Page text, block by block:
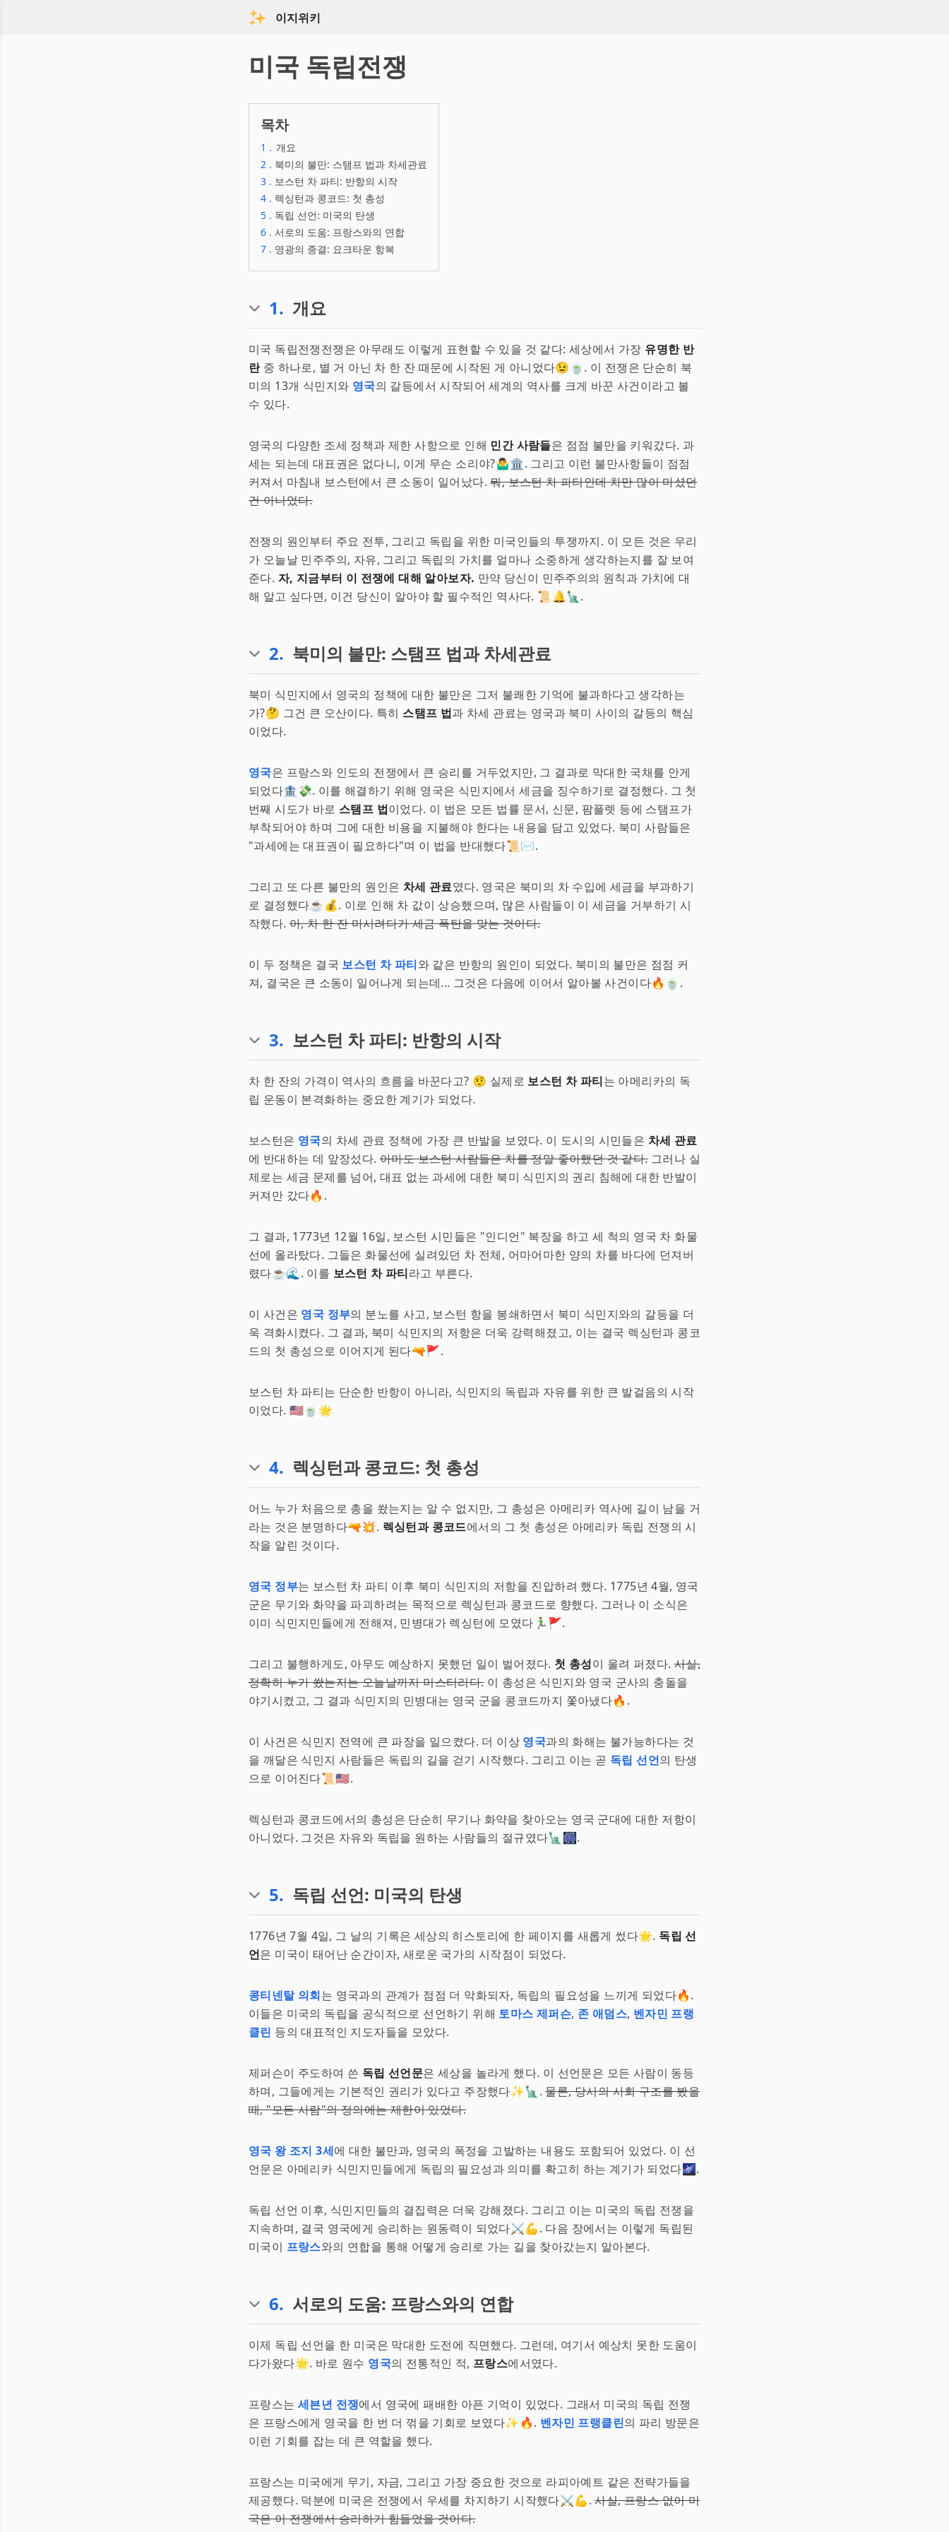
이지위키
미국 독립전쟁
목차
1 . 개요
2 . 북미의 불만: 스탬프 법과 차세관료
3 . 보스턴 차 파티: 반항의 시작
4 . 렉싱턴과 콩코드: 첫 총성
5 . 독립 선언: 미국의 탄생
6 . 서로의 도움: 프랑스와의 연합
7 . 영광의 종결: 요크타운 항복
1. 개요
미국 독립전쟁전쟁은 아무래도 이렇게 표현할 수 있을 것 같다: 세상에서 가장 유명한 반
란중 하나로, 별 거 아닌 차 한 잔 때문에 시작된 게 아니었다😉🍵. 이 전쟁은 단순히 북
미의 13개 식민지와 영국의 갈등에서 시작되어 세계의 역사를 크게 바꾼 사건이라고 볼
수 있다.
영국의 다양한 조세 정책과 제한 사항으로 인해 민간 사람들은 점점 불만을 키워갔다. 과
세는 되는데 대표권은 없다니, 이게 무슨 소리야?🤷‍♂️🏛. 그리고 이런 불만사항들이 점점
커져서 마침내 보스턴에서 큰 소동이 일어났다.뭐, 보스턴 차 파티인데 차만 많이 마셨던
건 아니었다.
전쟁의 원인부터 주요 전투, 그리고 독립을 위한 미국인들의 투쟁까지. 이 모든 것은 우리
가 오늘날 민주주의, 자유, 그리고 독립의 가치를 얼마나 소중하게 생각하는지를 잘 보여
준다. 자, 지금부터 이 전쟁에 대해 알아보자. 만약 당신이 민주주의의 원칙과 가치에 대
해 알고 싶다면, 이건 당신이 알아야 할 필수적인 역사다. 📜🔔🗽.
2. 북미의 불만: 스탬프 법과 차세관료
북미 식민지에서 영국의 정책에 대한 불만은 그저 불쾌한 기억에 불과하다고 생각하는
가?🤔 그건 큰 오산이다. 특히 스탬프 법과 차세 관료는 영국과 북미 사이의 갈등의 핵심
이었다.
영국은 프랑스와 인도의 전쟁에서 큰 승리를 거두었지만, 그 결과로 막대한 국채를 안게
되었다🏦💸. 이를 해결하기 위해 영국은 식민지에서 세금을 징수하기로 결정했다. 그 첫
번째 시도가 바로 스탬프 법이었다. 이 법은 모든 법률 문서, 신문, 팜플렛 등에 스탬프가
부착되어야 하며 그에 대한 비용을 지불해야 한다는 내용을 담고 있었다. 북미 사람들은
"과세에는 대표권이 필요하다"며 이 법을 반대했다📜✉️.
그리고 또 다른 불만의 원인은 차세 관료였다. 영국은 북미의 차 수입에 세금을 부과하기
로 결정했다☕💰. 이로 인해 차 값이 상승했으며, 많은 사람들이 이 세금을 거부하기 시
작했다. 아, 차 한 잔 마시려다가 세금 폭탄을 맞는 것이다.
이 두 정책은 결국 보스턴 차 파티와 같은 반항의 원인이 되었다. 북미의 불만은 점점 커
져, 결국은 큰 소동이 일어나게 되는데... 그것은 다음에 이어서 알아볼 사건이다🔥🍵.
3. 보스턴 차 파티: 반항의 시작
차 한 잔의 가격이 역사의 흐름을 바꾼다고? 🤨 실제로 보스턴 차 파티는 아메리카의 독
립 운동이 본격화하는 중요한 계기가 되었다.
보스턴은 영국의 차세 관료 정책에 가장 큰 반발을 보였다. 이 도시의 시민들은 차세 관료
에 반대하는 데 앞장섰다. 아마도 보스턴 사람들은 차를 정말 좋아했던 것 같다.그러나 실
제로는 세금 문제를 넘어, 대표 없는 과세에 대한 북미 식민지의 권리 침해에 대한 반발이
커져만 갔다🔥.
그 결과, 1773년 12월 16일, 보스턴 시민들은 "인디언" 복장을 하고 세 척의 영국 차 화물
선에 올라탔다. 그들은 화물선에 실려있던 차 전체, 어마어마한 양의 차를 바다에 던져버
렸다☕🌊. 이를 보스턴 차 파티라고 부른다.
이 사건은 영국 정부의 분노를 사고, 보스턴 항을 봉쇄하면서 북미 식민지와의 갈등을 더
욱 격화시켰다. 그 결과, 북미 식민지의 저항은 더욱 강력해졌고, 이는 결국 렉싱턴과 콩코
드의 첫 총성으로 이어지게 된다🔫🚩.
보스턴 차 파티는 단순한 반항이 아니라, 식민지의 독립과 자유를 위한 큰 발걸음의 시작
이었다. 🇺🇸🍵🌟
4. 렉싱턴과 콩코드: 첫 총성
어느 누가 처음으로 총을 쐈는지는 알 수 없지만, 그 총성은 아메리카 역사에 길이 남을 거
라는 것은 분명하다🔫💥. 렉싱턴과 콩코드에서의 그 첫 총성은 아메리카 독립 전쟁의 시
작을 알린 것이다.
영국 정부는 보스턴 차 파티 이후 북미 식민지의 저항을 진압하려 했다. 1775년 4월, 영국
군은 무기와 화약을 파괴하려는 목적으로 렉싱턴과 콩코드로 향했다. 그러나 이 소식은
이미 식민지민들에게 전해져, 민병대가 렉싱턴에 모였다🏃‍♂️🚩.
그리고 불행하게도, 아무도 예상하지 못했던 일이 벌어졌다. 첫 총성이 울려 퍼졌다.사실,
정확히 누가 쐈는지는 오늘날까지 미스터리다.이 총성은 식민지와 영국 군사의 충돌을
야기시켰고, 그 결과 식민지의 민병대는 영국 군을 콩코드까지 쫓아냈다🔥.
이 사건은 식민지 전역에 큰 파장을 일으켰다. 더 이상 영국과의 화해는 불가능하다는 것
을 깨달은 식민지 사람들은 독립의 길을 걷기 시작했다. 그리고 이는 곧 독립 선언의 탄생
으로 이어진다📜🇺🇸.
렉싱턴과 콩코드에서의 총성은 단순히 무기나 화약을 찾아오는 영국 군대에 대한 저항이
아니었다. 그것은 자유와 독립을 원하는 사람들의 절규였다🗽🎆.
5. 독립 선언: 미국의 탄생
1776년 7월 4일, 그 날의 기록은 세상의 히스토리에 한 페이지를 새롭게 썼다🌟. 독립 선
언은 미국이 태어난 순간이자, 새로운 국가의 시작점이 되었다.
콩티넨탈 의회는 영국과의 관계가 점점 더 악화되자, 독립의 필요성을 느끼게 되었다🔥.
이들은 미국의 독립을 공식적으로 선언하기 위해 토마스 제퍼슨, 존 애덤스, 벤자민 프랭
클린 등의 대표적인 지도자들을 모았다.
제퍼슨이 주도하여 쓴 독립 선언문은 세상을 놀라게 했다. 이 선언문은 모든 사람이 동등
하며, 그들에게는 기본적인 권리가 있다고 주장했다✨🗽.물론, 당시의 사회 구조를 봤을
때, "모든 사람"의 정의에는 제한이 있었다.
영국 왕 조지 3세에 대한 불만과, 영국의 폭정을 고발하는 내용도 포함되어 있었다. 이 선
언문은 아메리카 식민지민들에게 독립의 필요성과 의미를 확고히 하는 계기가 되었다🌌.
독립 선언 이후, 식민지민들의 결집력은 더욱 강해졌다. 그리고 이는 미국의 독립 전쟁을
지속하며, 결국 영국에게 승리하는 원동력이 되었다⚔️💪. 다음 장에서는 이렇게 독립된
미국이 프랑스와의 연합을 통해 어떻게 승리로 가는 길을 찾아갔는지 알아본다.
6. 서로의 도움: 프랑스와의 연합
이제 독립 선언을 한 미국은 막대한 도전에 직면했다. 그런데, 여기서 예상치 못한 도움이
다가왔다🌟. 바로 원수 영국의 전통적인 적, 프랑스에서였다.
프랑스는 세븐년 전쟁에서 영국에 패배한 아픈 기억이 있었다. 그래서 미국의 독립 전쟁
은 프랑스에게 영국을 한 번 더 꺾을 기회로 보였다✨🔥. 벤자민 프랭클린의 파리 방문은
이런 기회를 잡는 데 큰 역할을 했다.
프랑스는 미국에게 무기, 자금, 그리고 가장 중요한 것으로 라피아예트 같은 전략가들을
제공했다. 덕분에 미국은 전쟁에서 우세를 차지하기 시작했다⚔️💪.사실, 프랑스 없이 미
국은 이 전쟁에서 승리하기 힘들었을 것이다.